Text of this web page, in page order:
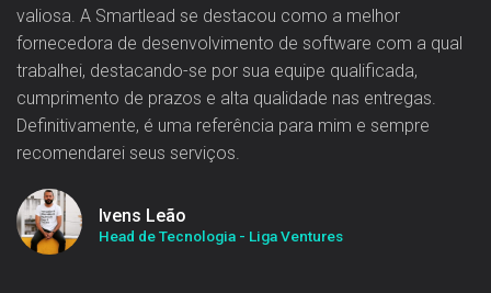
valiosa. A Smartlead se destacou como a melhor
fornecedora de desenvolvimento de software com a qual
trabalhei, destacando-se por sua equipe qualificada,
cumprimento de prazos e alta qualidade nas entregas.
Definitivamente, é uma referência para mim e sempre
recomendarei seus serviços.
Ivens Leão
Head de Tecnologia - Liga Ventures